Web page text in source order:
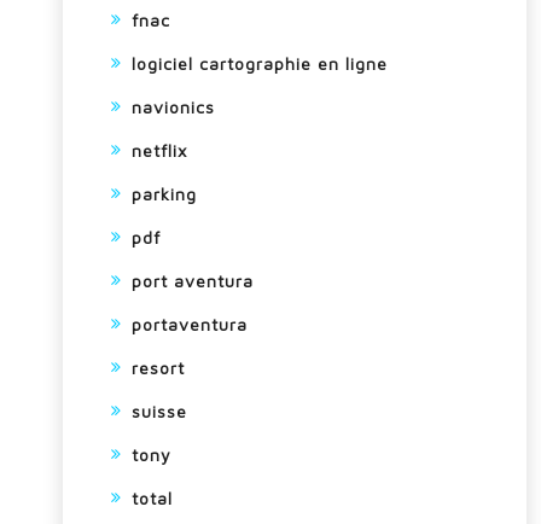
fnac
logiciel cartographie en ligne
navionics
netflix
parking
pdf
port aventura
portaventura
resort
suisse
tony
total